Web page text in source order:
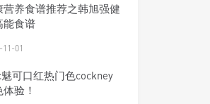
营养食谱推荐之韩旭强健
能食谱
11-01
魅可口红热门色cockney
验！